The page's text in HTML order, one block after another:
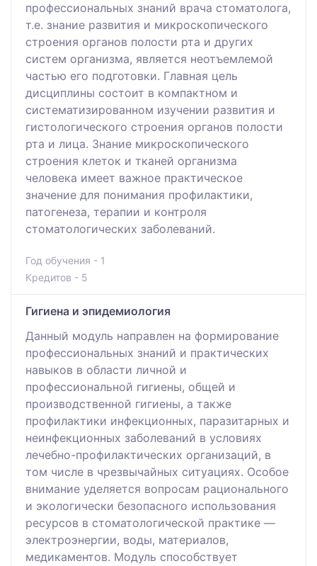
профессиональных знаний врача стоматолога,
т.е. знание развития и микроскопического
строения органов полости рта и других
систем организма, является неотъемлемой
частью его подготовки. Главная цель
дисциплины состоит в компактном и
систематизированном изучении развития и
гистологического строения органов полости
рта и лица. Знание микроскопического
строения клеток и тканей организма
человека имеет важное практическое
значение для понимания профилактики,
патогенеза, терапии и контроля
стоматологических заболеваний.
Год обучения - 1
Кредитов - 5
Гигиена и эпидемиология
Данный модуль направлен на формирование
профессиональных знаний и практических
навыков в области личной и
профессиональной гигиены, общей и
производственной гигиены, а также
профилактики инфекционных, паразитарных и
неинфекционных заболеваний в условиях
лечебно-профилактических организаций, в
том числе в чрезвычайных ситуациях. Особое
внимание уделяется вопросам рационального
и экологически безопасного использования
ресурсов в стоматологической практике —
электроэнергии, воды, материалов,
медикаментов. Модуль способствует